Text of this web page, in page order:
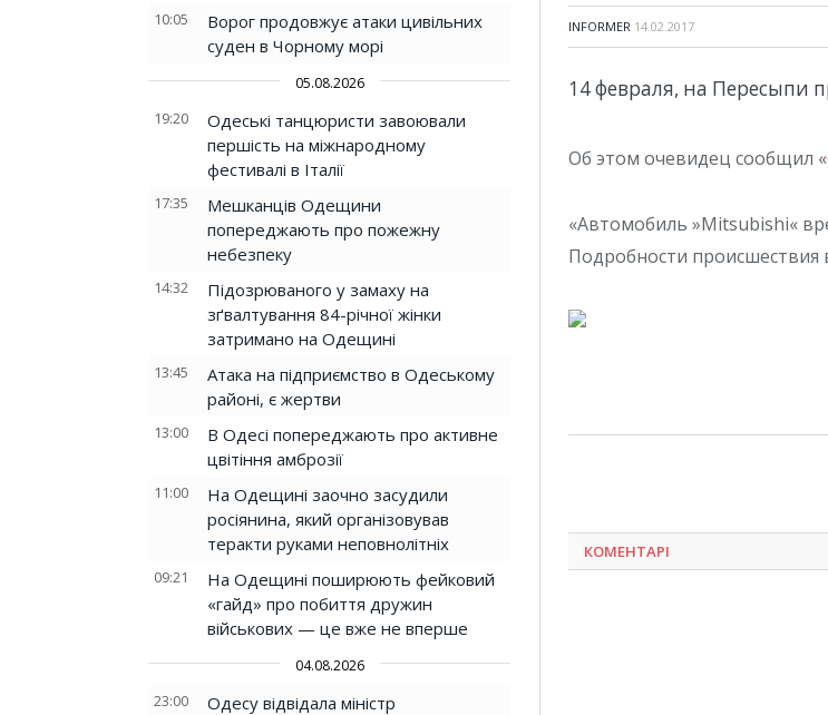
10:05
Ворог продовжує атаки цивільних
суден в Чорному морі
05.08.2026
19:20
Одеські танцюристи завоювали
першість на міжнародному
фестивалі в Італії
17:35
Мешканців Одещини
попереджають про пожежну
небезпеку
14:32
Підозрюваного у замаху на
зґвалтування 84-річної жінки
затримано на Одещині
13:45
Атака на підприємство в Одеському
районі, є жертви
13:00
В Одесі попереджають про активне
цвітіння амброзії
11:00
На Одещині заочно засудили
росіянина, який організовував
теракти руками неповнолітніх
09:21
На Одещині поширюють фейковий
«гайд» про побиття дружин
військових — це вже не вперше
04.08.2026
23:00
Одесу відвідала міністр
INFORMER 14.02.2017
14 февраля, на Пересыпи
Об этом очевидец сообщил «
«Автомобиль »Mitsubishi«
Подробности происшествия
КОМЕНТАРІ